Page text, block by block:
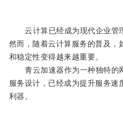
云计算已经成为现代企业管
然而，随着云计算服务的普及，
和稳定性变得越来越重要。
青云加速器作为一种独特的
服务设计，已经成为提升服务速
利器。